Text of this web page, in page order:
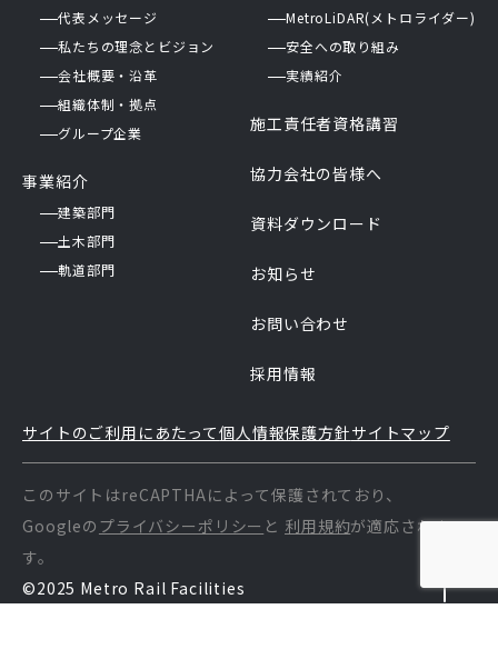
代表メッセージ
私たちの理念とビジョン
会社概要・沿革
組織体制・拠点
グループ企業
事業紹介
建築部門
土木部門
軌道部門
MetroLiDAR(メトロライダー)
安全への取り組み
実績紹介
施工責任者資格講習
協力会社の皆様へ
資料ダウンロード
お知らせ
お問い合わせ
採用情報
サイトのご利用にあたって個人情報保護方針サイトマップ
このサイトはreCAPTHAによって保護されており、
Googleの プライバシーポリシー と 利用規約が適応されま
す。
©2025 Metro Rail Facilities